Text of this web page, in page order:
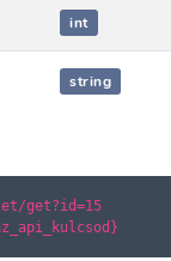
int
string
get?id=15